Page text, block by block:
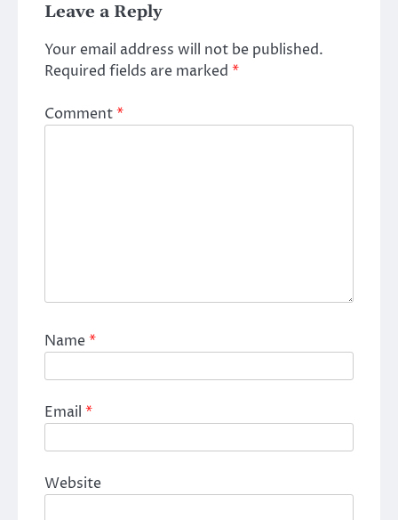
Leave a Reply
Your email address will not be published.
Required fields are marked *
Comment*
Name*
Email *
Website